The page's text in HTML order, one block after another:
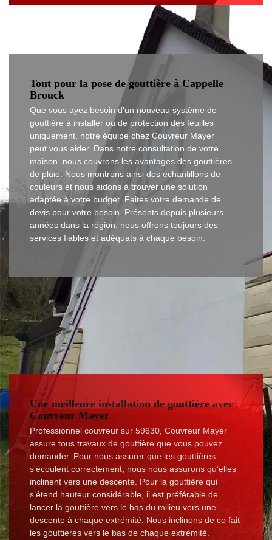
Tout pour la pose de gouttière à Cappelle
Brouck
Que vous ayez besoin d'un nouveau système de
gouttière à installer ou de protection des feuilles
uniquement, notre équipe chez Couvreur Mayer
peut vous aider. Dans notre consultation de votre
maison, nous couvrons les avantages des gouttières
de pluie. Nous montrons ainsi des échantillons de
couleurs et nous aidons à trouver une solution
adaptée à votre budget. Faites votre demande de
devis pour votre besoin. Présents depuis plusieurs
années dans la région, nous offrons toujours des
services fiables et adéquats à chaque besoin.
Une meilleure installation de gouttière avec
Couvreur Mayer
Professionnel couvreur sur 59630, Couvreur Mayer
assure tous travaux de gouttière que vous pouvez
demander. Pour nous assurer que les gouttières
s'écoulent correctement, nous nous assurons qu’elles
inclinent vers une descente. Pour la gouttière qui
s’étend hauteur considérable, il est préférable de
lancer la gouttière vers le bas du milieu vers une
descente à chaque extrémité. Nous inclinons de ce fait
les gouttières vers le bas de chaque extrémité.